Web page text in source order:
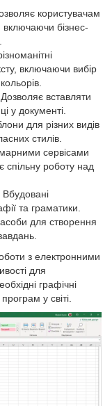
користувачам
включаючи бізнес-
включаючи вибір
вставляти
у документі.
для різних видів
стилів.
сервісами
роботу над
та граматики.
для створення
з електронними
для
графічні
у світі.